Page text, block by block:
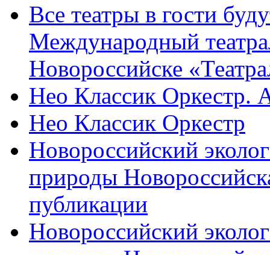
Все театры в гости
Международный
Новороссийске
Нео Классик Оркестр.
Нео Классик Оркестр
Новороссийский
природы
публикации
Новороссийский